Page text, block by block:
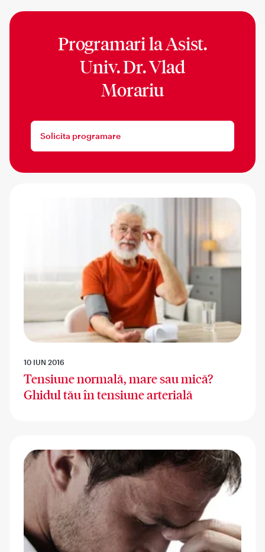
Programari laAsist.
Univ. Dr. Vlad
Morariu
Solicita programare
10 IUN 2016
Tensiune normală, mare sau mică?
Ghidul tău în tensiune arterială